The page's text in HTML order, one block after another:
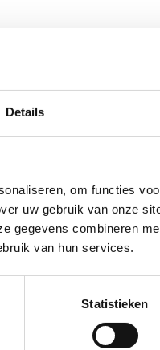
Details
om functies
uw gebruik van onze
gegevens combineren
van hun services.
Statistieken
productpagina
van Forbo
van Moduleo
van Tarkett